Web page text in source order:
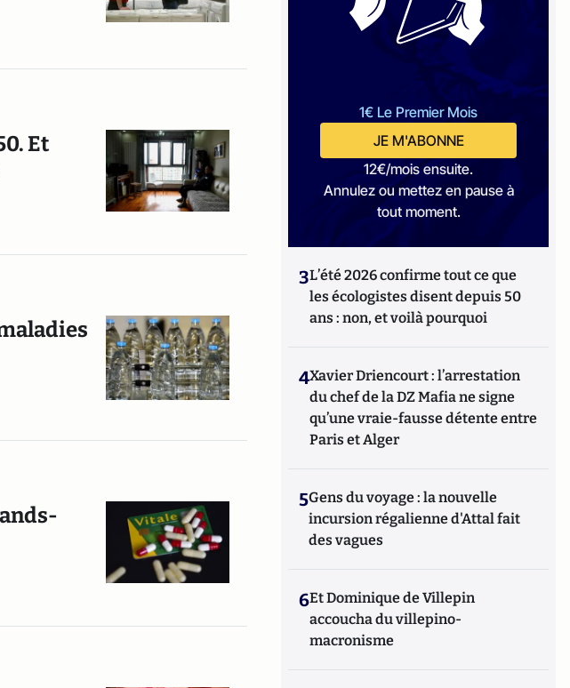
Et
1€ Le Premier Mois
JE M'ABONNE
12€/mois ensuite.
Annulez ou mettez en pause à
tout moment.
3L’été 2026 confirme tout ce que
les écologistes disent depuis 50
ans : non, et voilà pourquoi
4Xavier Driencourt : l’arrestation
du chef de la DZ Mafia ne signe
qu’une vraie-fausse détente entre
Paris et Alger
5Gens du voyage : la nouvelle
incursion régalienne d'Attal fait
des vagues
6Et Dominique de Villepin
accoucha du villepino-
macronisme